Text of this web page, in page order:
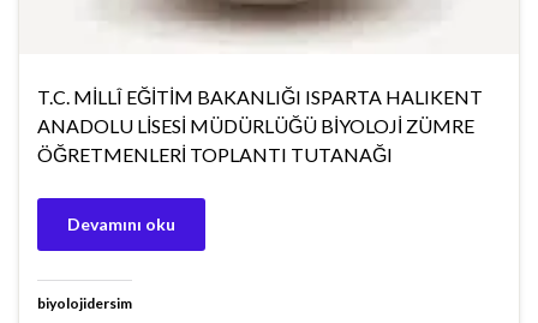
T.C. MİLLÎ EĞİTİM BAKANLIĞI ISPARTA HALIKENT
ANADOLU LİSESİ MÜDÜRLÜĞÜ BİYOLOJİ ZÜMRE
ÖĞRETMENLERİ TOPLANTI TUTANAĞI
Devamını oku
biyolojidersim